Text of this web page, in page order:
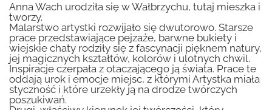
Anna Wach urodziła się w Wałbrzychu, tutaj mieszka i
tworzy.
Malarstwo artystki rozwijało się dwutorowo. Starsze
prace przedstawiające pejzaże, barwne bukiety i
wiejskie chaty rodziły się z fascynacji pięknem natury,
jej magicznych kształtów, kolorów i ulotnych chwil.
Inspiracje czerpała z otaczającego ją świata. Prace te
oddają urok i emocje miejsc, z którymi Artystka miała
styczność i które urzekły ją na drodze twórczych
poszukiwań.